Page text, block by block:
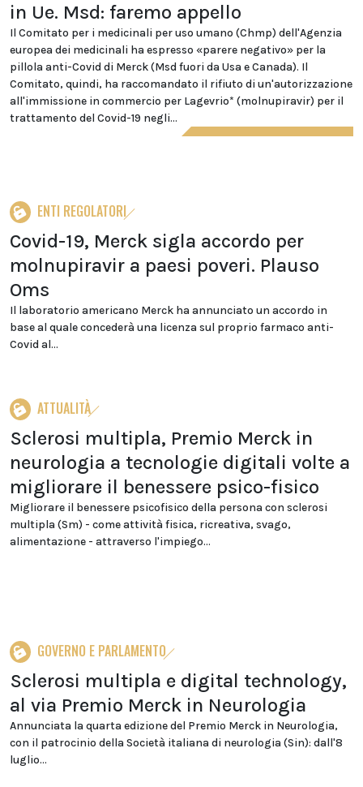
in Ue. Msd: faremo appello
Il Comitato per i medicinali per uso umano (Chmp) dell'Agenzia
europea dei medicinali ha espresso «parere negativo» per la
pillola anti-Covid di Merck (Msd fuori da Usa e Canada). Il
Comitato, quindi, ha raccomandato il rifiuto di un'autorizzazione
all'immissione in commercio per Lagevrio* (molnupiravir) per il
trattamento del Covid-19 negli...
ENTI REGOLATORI
Covid-19, Merck sigla accordo per
molnupiravir a paesi poveri. Plauso
Oms
Il laboratorio americano Merck ha annunciato un accordo in
base al quale concederà una licenza sul proprio farmaco anti-
Covid al...
ATTUALITÀ
Sclerosi multipla, Premio Merck in
neurologia a tecnologie digitali volte a
migliorare il benessere psico-fisico
Migliorare il benessere psicofisico della persona con sclerosi
multipla (Sm) - come attività fisica, ricreativa, svago,
alimentazione - attraverso l'impiego...
GOVERNO E PARLAMENTO
Sclerosi multipla e digital technology,
al via Premio Merck in Neurologia
Annunciata la quarta edizione del Premio Merck in Neurologia,
con il patrocinio della Società italiana di neurologia (Sin): dall'8
luglio...